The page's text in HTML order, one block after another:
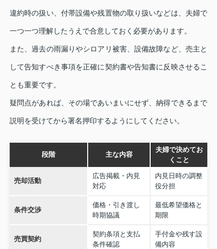
違約時の扱い、付帯設備や残置物の取り扱いなどは、夫婦で
一つ一つ理解したうえで合意しておく必要があります。
また、過去の雨漏りやシロアリ被害、設備故障など、売主と
して告知すべき事項を正確に契約書や告知書に反映させるこ
とも重要です。
疑問点があれば、その場であいまいにせず、納得できるまで
説明を受けてから署名押印するようにしてください。
段階 主な内容
夫婦で決めてお
くこと
売却活動
広告掲載・内見
対応
内見日時の調整
役分担
条件交渉
価格・引き渡し
時期協議
最低希望価格と
期限
売買契約
契約条項と支払
条件確認
手付金や残す設
備内容